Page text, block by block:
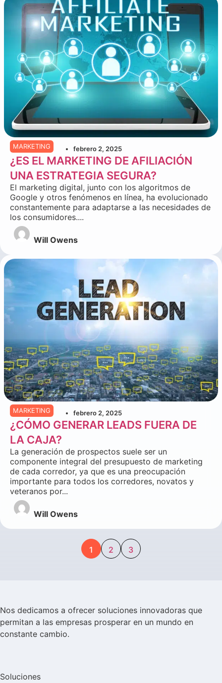
MARKETING febrero 2, 2025
¿ES EL MARKETING DE AFILIACIÓN
UNA ESTRATEGIA SEGURA?
El marketing digital, junto con los algoritmos de
Google y otros fenómenos en línea, ha evolucionado
constantemente para adaptarse a las necesidades de
los consumidores....
Will Owens
MARKETING febrero 2, 2025
¿CÓMO GENERAR LEADS FUERA DE
LA CAJA?
La generación de prospectos suele ser un
componente integral del presupuesto de marketing
de cada corredor, ya que es una preocupación
importante para todos los corredores, novatos y
veteranos por...
Will Owens
1 2 3
Nos dedicamos a ofrecer soluciones innovadoras que
permitan a las empresas prosperar en un mundo en
constante cambio.
Soluciones